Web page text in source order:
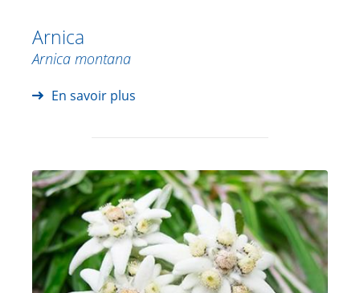
Arnica
Arnica montana
En savoir plus